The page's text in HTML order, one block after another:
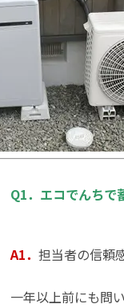
Q1．エコでんちで
A1． 担当者の信頼
一年以上前にも問